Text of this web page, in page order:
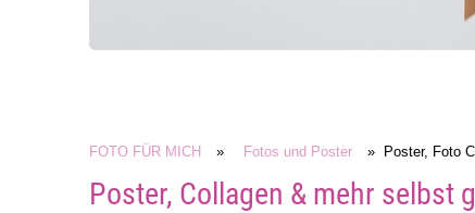
FOTO FÜR MICH » Fotos und Poster » Poster, Foto
Poster, Collagen & mehr selbst